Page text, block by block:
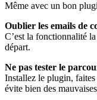
Même avec un bon
Oublier les emails de
C’est la fonctionnalité
départ.
Ne pas tester le
Installez le plugin,
évite bien des